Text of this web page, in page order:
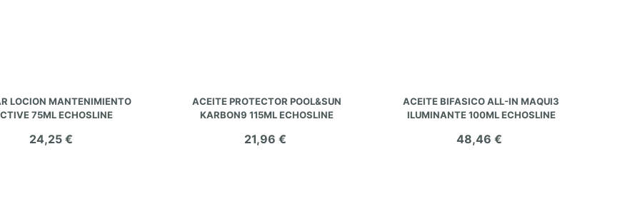
LOCION MANTENIMIENTO
75ML ECHOSLINE
24,25 €
ACEITE PROTECTOR POOL&SUN
KARBON9 115ML ECHOSLINE
21,96 €
ACEITE BIFASICO ALL-IN MAQUI3
ILUMINANTE 100ML ECHOSLINE
48,46 €